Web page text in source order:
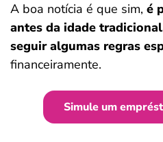
A boa notícia é que sim, é
antes da idade
seguir algumas regras
financeiramente.
Simule um